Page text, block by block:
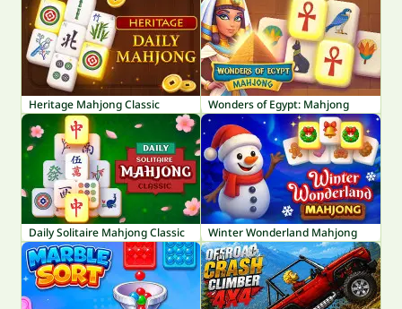
Heritage Mahjong Classic Wonders of Egypt: Mahjong
Daily Solitaire Mahjong Classic Winter Wonderland Mahjong